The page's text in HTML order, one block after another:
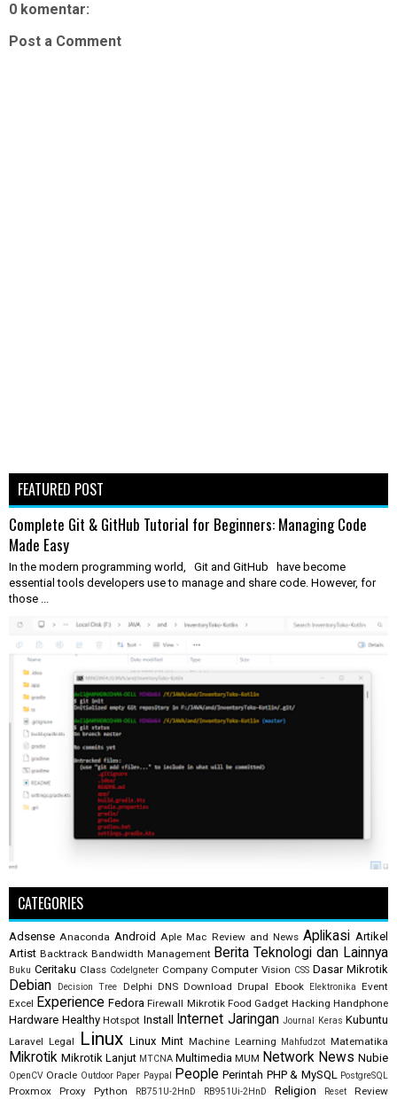
0 komentar:
Post a Comment
FEATURED POST
Complete Git & GitHub Tutorial for Beginners: Managing Code
Made Easy
In the modern programming world, Git and GitHub have become
essential tools developers use to manage and share code. However, for
those ...
CATEGORIES
Adsense Anaconda Android Aple Mac Review and News Aplikasi Artikel
Artist Backtrack Bandwidth Management Berita Teknologi dan Lainnya
Buku Ceritaku Class CodeIgneter Company Computer Vision CSS Dasar Mikrotik
Debian Decision Tree Delphi DNS Download Drupal Ebook Elektronika Event
Excel Experience Fedora Firewall Mikrotik Food Gadget Hacking Handphone
Hardware Healthy Hotspot Install Internet Jaringan Journal Keras Kubuntu
Laravel Legal Linux Linux Mint Machine Learning Mahfudzot Matematika
Mikrotik Mikrotik Lanjut MTCNA Multimedia MUM Network News Nubie
OpenCV Oracle Outdoor Paper Paypal People Perintah PHP & MySQL PostgreSQL
Proxmox Proxy Python RB751U-2HnD RB951Ui-2HnD Religion Reset
Review